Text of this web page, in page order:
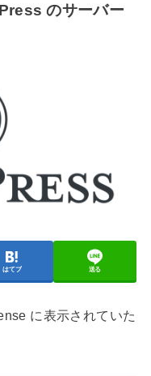
のサーバー
はてブ 送る
に表示されていた